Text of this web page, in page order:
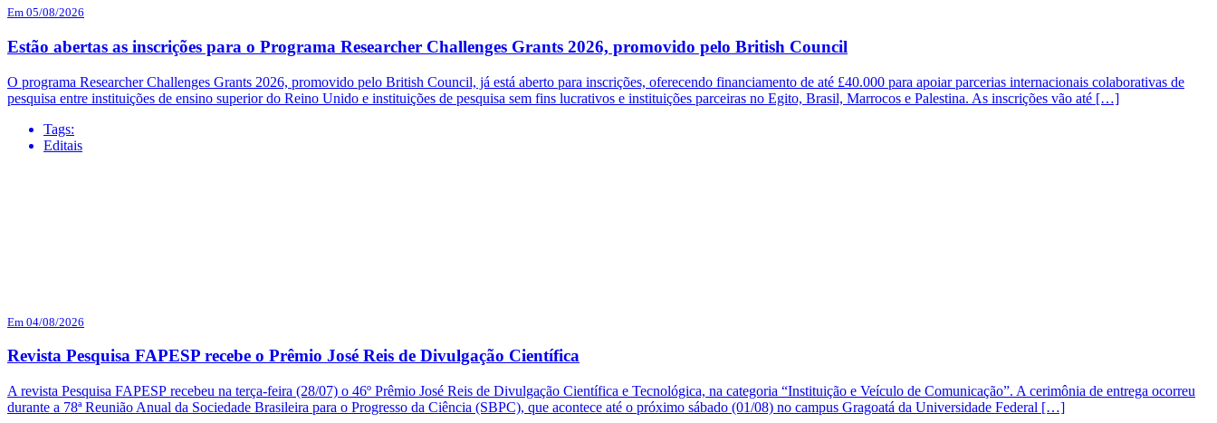
Em 05/08/2026
Estão abertas as inscrições para o Programa Researcher Challenges Grants 2026, promovido pelo British Council
O programa Researcher Challenges Grants 2026, promovido pelo British Council, já está aberto para inscrições, oferecendo financiamento de até £40.000 para apoiar parcerias internacionais colaborativas de
pesquisa entre instituições de ensino superior do Reino Unido e instituições de pesquisa sem fins lucrativos e instituições parceiras no Egito, Brasil, Marrocos e Palestina. As inscrições vão até […]
Tags:
Editais
Em 04/08/2026
Revista Pesquisa FAPESP recebe o Prêmio José Reis de Divulgação Científica
A revista Pesquisa FAPESP recebeu na terça-feira (28/07) o 46º Prêmio José Reis de Divulgação Científica e Tecnológica, na categoria “Instituição e Veículo de Comunicação”. A cerimônia de entrega ocorreu
durante a 78ª Reunião Anual da Sociedade Brasileira para o Progresso da Ciência (SBPC), que acontece até o próximo sábado (01/08) no campus Gragoatá da Universidade Federal […]